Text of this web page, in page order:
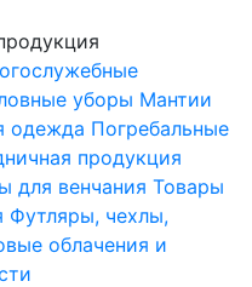
уборы Мантии
одежда Погребальные
продукция
для венчания Товары
Футляры, чехлы,
облачения и